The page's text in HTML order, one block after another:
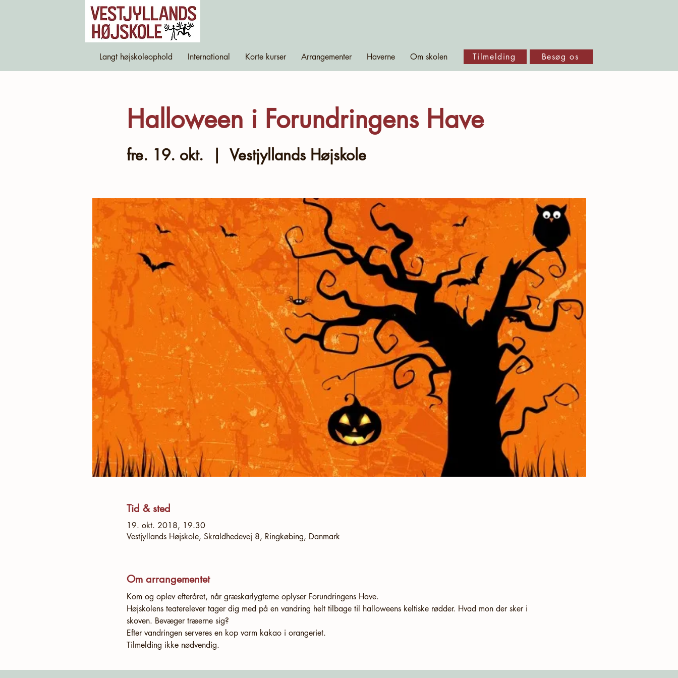
Langt højskoleophold International Korte kurser Arrangementer Haverne Om skolen Tilmelding Besøg os
Halloween i Forundringens Have
fre. 19. okt. Vestjyllands Højskole
Tid & sted
19. okt. 2018, 19.30
Vestjyllands Højskole, Skraldhedevej 8, Ringkøbing, Danmark
Om arrangementet
Højskolens teaterelever tager dig med på en vandring helt tilbage til halloweens keltiske rødder. Hvad mon der sker i
Tilmelding ikke nødvendig.